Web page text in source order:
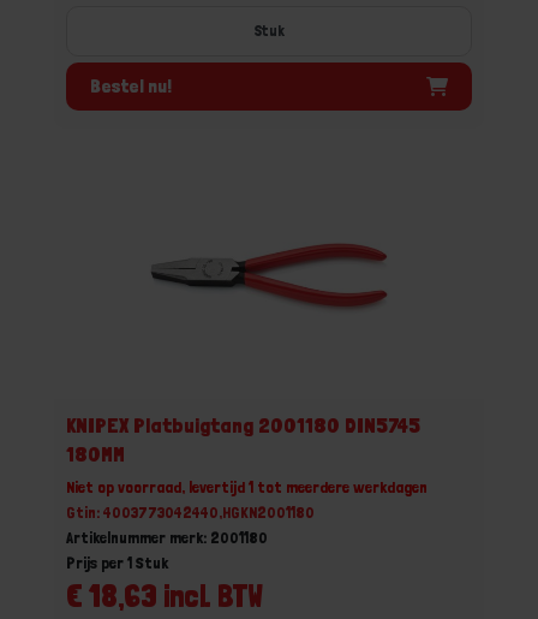
Stuk
Bestel nu!
KNIPEX Platbuigtang 2001180 DIN5745
180MM
Niet op voorraad, levertijd 1 tot meerdere werkdagen
Gtin: 4003773042440,HGKN2001180
Artikelnummer merk: 2001180
€ 18,63 incl. BTW
Prijs per 1 Stuk